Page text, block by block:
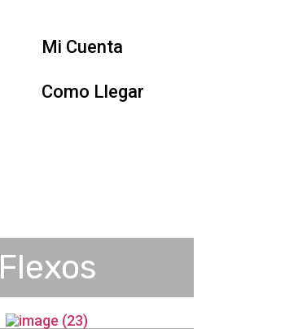
Mi Cuenta
Como Llegar
Flexos